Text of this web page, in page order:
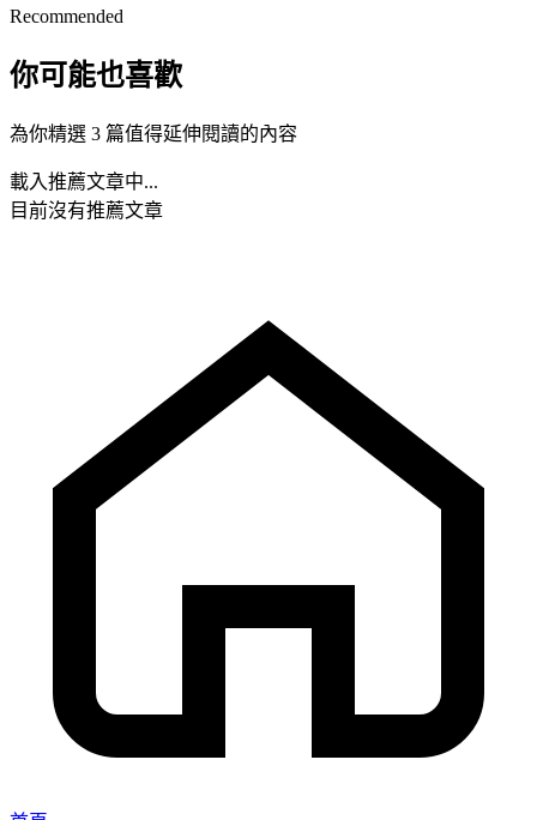
Recommended
你可能也喜歡
為你精選 3 篇值得延伸閱讀的內容
載入推薦文章中...
目前沒有推薦文章